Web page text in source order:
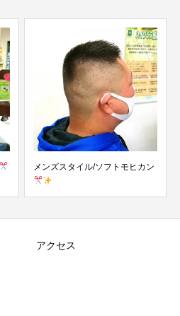
メンズスタイル/ソフトモヒカン
メンズ
アクセス